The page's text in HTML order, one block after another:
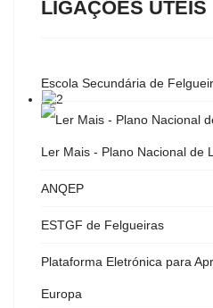
LIGAÇÕES ÚTEIS
Escola Secundária de
Ler Mais - Plano Nacional de
ANQEP
ESTGF de Felgueiras
Plataforma Eletrónica para
Europa